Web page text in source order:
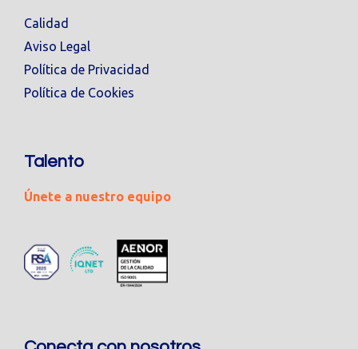
Calidad
Aviso Legal
Política de Privacidad
Política de Cookies
Talento
Únete a nuestro equipo